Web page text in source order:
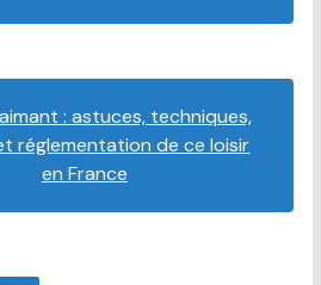
: astuces, techniques,
réglementation de ce loisir
en France